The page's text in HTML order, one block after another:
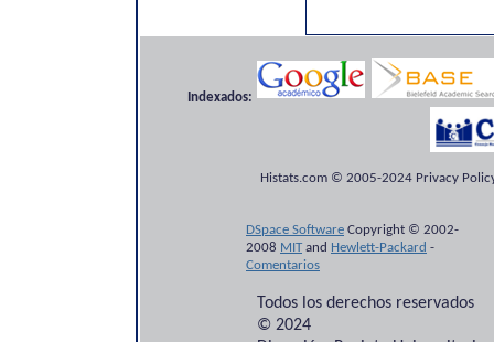
Indexados:
Histats.com © 2005-2024 Privacy
DSpace Software Copyright © 2002-
2008 MITand Hewlett-Packard -
Comentarios
Todos los derechos reservados
© 2024